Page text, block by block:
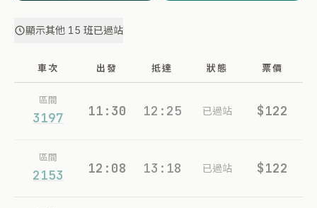
顯示其他 15 班已過站
車次 出發 抵達 狀態 票價
區間
3197 11:30 12:25 已過站 $122
區間
2153 12:08 13:18 已過站 $122